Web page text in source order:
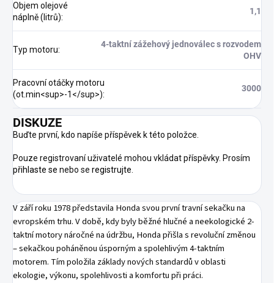
Objem olejové
náplně (litrů):
1,1
Typ motoru:
4-taktní zážehový jednoválec s rozvodem
OHV
Pracovní otáčky motoru
(ot.min<sup>-1</sup>):
3000
DISKUZE
Buďte první, kdo napíše příspěvek k této položce.
Pouze registrovaní uživatelé mohou vkládat příspěvky. Prosím
přihlaste se nebo se registrujte.
V září roku 1978 představila Honda svou první travní sekačku na
evropském trhu. V době, kdy byly běžné hlučné a neekologické 2-
taktní motory náročné na údržbu, Honda přišla s revoluční změnou
– sekačkou poháněnou úsporným a spolehlivým 4-taktním
motorem. Tím položila základy nových standardů v oblasti
ekologie, výkonu, spolehlivosti a komfortu při práci.